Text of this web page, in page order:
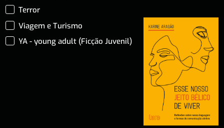
Terror
Viagem e Turismo
YA - young adult (Ficção Juvenil)